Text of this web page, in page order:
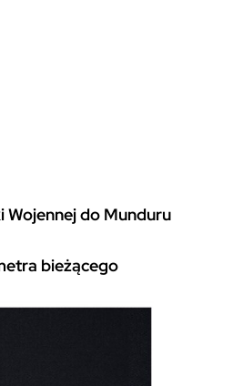
Wojennej do Munduru
bieżącego